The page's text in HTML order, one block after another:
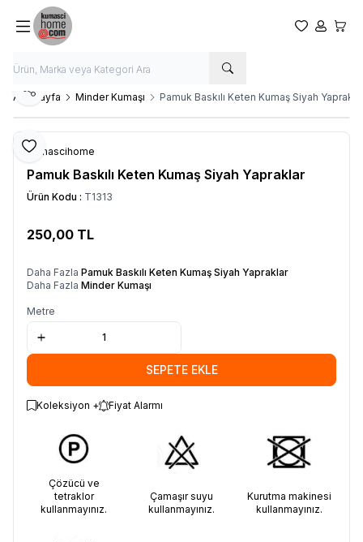
Favorilerim
Hesabım
Ana Sayfa Minder Kumaşı Pamuk Baskılı Keten Kumaş Siyah
Favoriye Ekle
Paylaş
Kumascihome
Pamuk Baskılı Keten Kumaş Siyah Yapraklar
Ürün Kodu : T1313
250,00 TL
Daha Fazla Pamuk Baskılı Keten Kumaş Siyah Yapraklar
Daha Fazla Minder Kumaşı
Metre
SEPETE EKLE
Koleksiyon + Fiyat Alarmı
Çözücü ve
tetraklor
kullanmayınız.
Çamaşır suyu
kullanmayınız.
Kurutma makinesi
kullanmayınız.